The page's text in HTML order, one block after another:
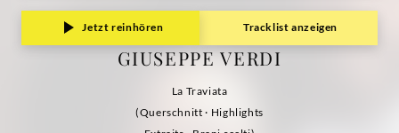
Jetzt reinhören Tracklist anzeigen
GIUSEPPE VERDI
La Traviata
(Querschnitt · Highlights